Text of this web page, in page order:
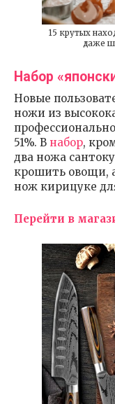
15 крутых
даже
Набор
Новые
ножи из
51%. В набор,
два ножа
крошить овощи,
нож кирицуке
Перейти в